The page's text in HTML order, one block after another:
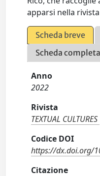
apparsi nella
Scheda breve
Scheda
Anno
2022
Rivista
TEXTUAL CULTURES
Codice DOI
https://dx.doi.org/
Citazione